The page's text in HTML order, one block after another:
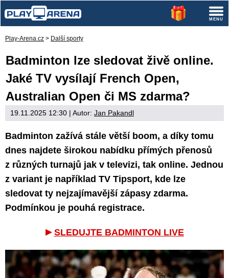
Play-Arena.cz > Další sporty
Badminton lze sledovat živě online.
Jaké TV vysílají French Open,
Australian Open či MS zdarma?
19.11.2025 12:30 | Autor: Jan Pakandl
Badminton zažívá stále větší boom, a díky tomu
dnes najdete širokou nabídku přímých přenosů
z různých turnajů jak v televizi, tak online. Jednou
z variant je například TV Tipsport, kde lze
sledovat ty nejzajímavější zápasy zdarma.
Podmínkou je pouhá registrace.
SLEDUJTE BADMINTON LIVE